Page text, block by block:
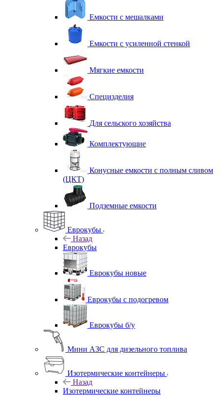
Емкости с мешалками
Емкости с усиленной стенкой
Мягкие емкости
Специзделия
Для сельского хозяйства
Комплектующие
Конусные емкости с полным сливом
(ЦКТ)
Подземные емкости
Еврокубы
Назад
Еврокубы
Еврокубы новые
Еврокубы с подогревом
Еврокубы б/у
Мини АЗС для дизельного топлива
Изотермические контейнеры
Назад
Изотермические контейнеры